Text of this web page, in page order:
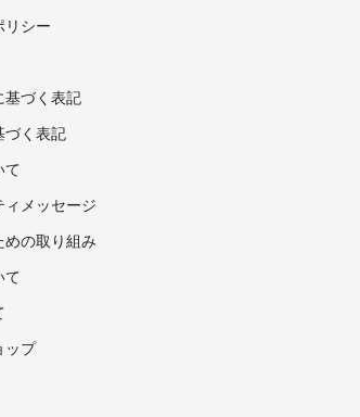
リシー
基づく表記
づく表記
て
メッセージ
の取り組み
て
ップ